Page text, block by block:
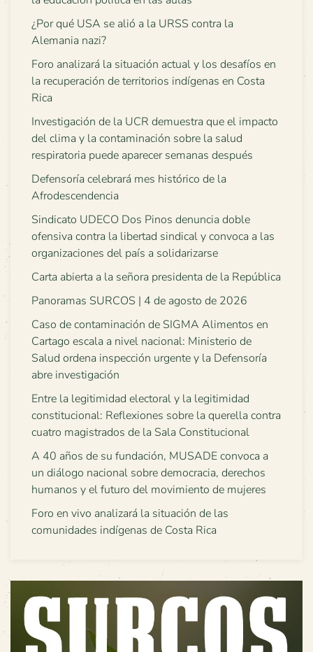
¿Por qué USA se alió a la URSS contra la
Alemania nazi?
Foro analizará la situación actual y los desafíos en
la recuperación de territorios indígenas en Costa
Rica
Investigación de la UCR demuestra que el impacto
del clima y la contaminación sobre la salud
respiratoria puede aparecer semanas después
Defensoría celebrará mes histórico de la
Afrodescendencia
Sindicato UDECO Dos Pinos denuncia doble
ofensiva contra la libertad sindical y convoca a las
organizaciones del país a solidarizarse
Carta abierta a la señora presidenta de la República
Panoramas SURCOS | 4 de agosto de 2026
Caso de contaminación de SIGMA Alimentos en
Cartago escala a nivel nacional: Ministerio de
Salud ordena inspección urgente y la Defensoría
abre investigación
Entre la legitimidad electoral y la legitimidad
constitucional: Reflexiones sobre la querella contra
cuatro magistrados de la Sala Constitucional
A 40 años de su fundación, MUSADE convoca a
un diálogo nacional sobre democracia, derechos
humanos y el futuro del movimiento de mujeres
Foro en vivo analizará la situación de las
comunidades indígenas de Costa Rica